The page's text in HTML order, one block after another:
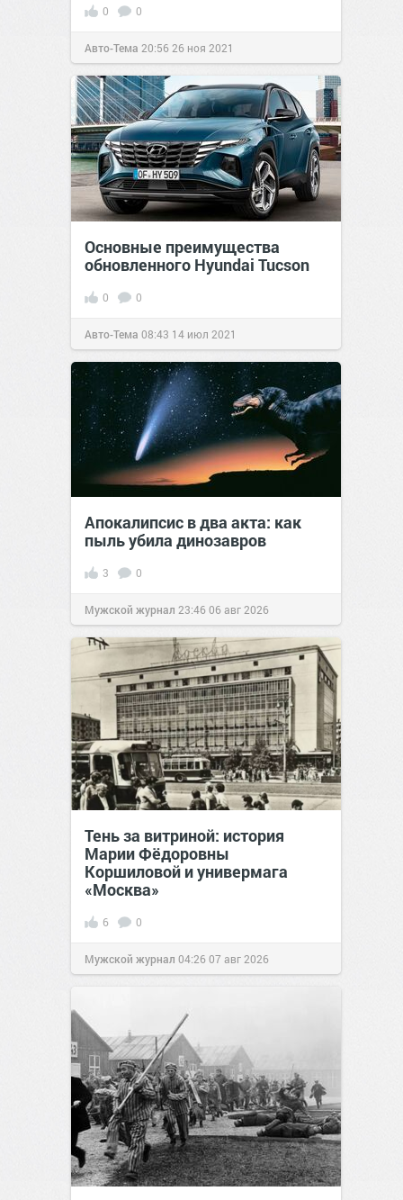
0 0
Авто-Тема 20:56 26 ноя 2021
Основные преимущества
обновленного Hyundai Tucson
0 0
Авто-Тема 08:43 14 июл 2021
Апокалипсис в два акта: как
пыль убила динозавров
3 0
Мужской журнал 23:4606 авг 2026
Тень за витриной: история
Марии Фёдоровны
Коршиловой и универмага
«Москва»
6 0
Мужской журнал 04:2607 авг 2026